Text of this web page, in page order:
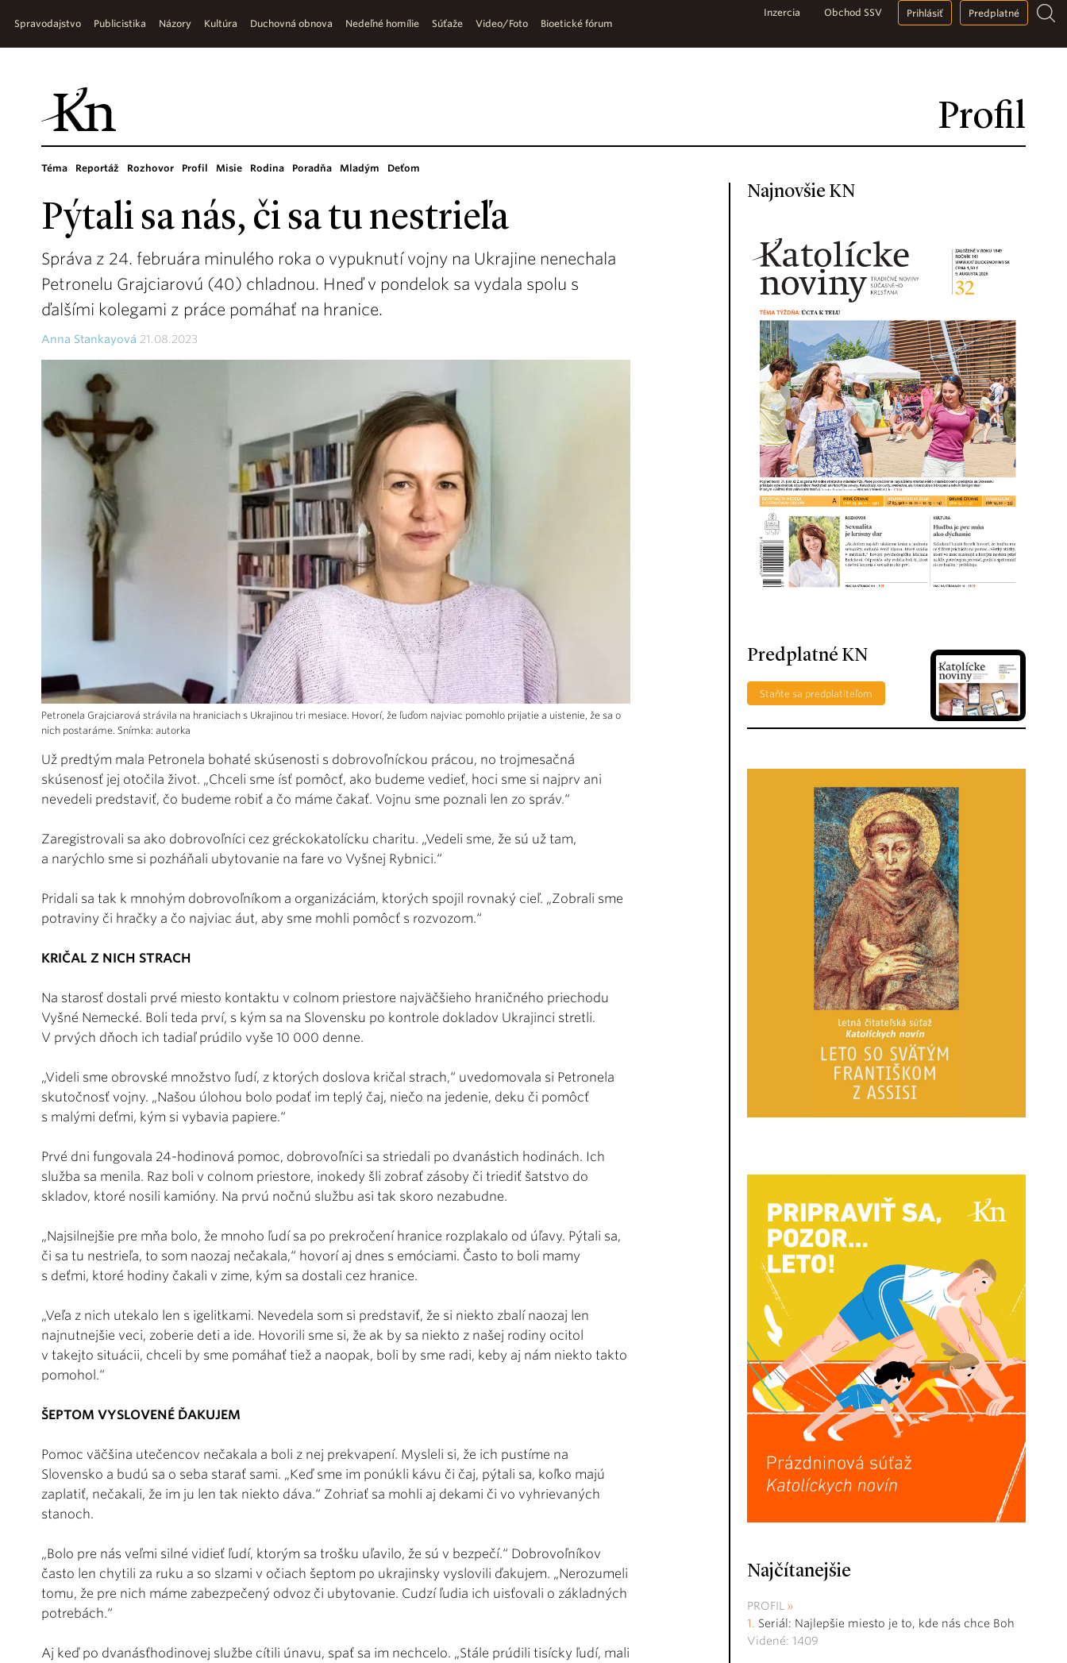
Profil
Spravodajstvo Publicistika Názory Kultúra Duchovná obnova Nedeľné homílie Súťaže Video/Foto Bioetické fórum
Inzercia Obchod SSV Prihlásiť Predplatné
Téma Reportáž Rozhovor Profil Misie Rodina Poradňa Mladým Deťom
Pýtali sa nás, či sa tu nestrieľa
Správa z 24. februára minulého roka o vypuknutí vojny na Ukrajine nenechala
Petronelu Grajciarovú (40) chladnou. Hneď v pondelok sa vydala spolu s
ďalšími kolegami z práce pomáhať na hranice.
Anna Stankayová 21.08.2023
Petronela Grajciarová strávila na hraniciach s Ukrajinou tri mesiace. Hovorí, že ľuďom najviac pomohlo prijatie a uistenie, že sa o
nich postaráme. Snímka: autorka
Už predtým mala Petronela bohaté skúsenosti s dobrovoľníckou prácou, no trojmesačná
skúsenosť jej otočila život. „Chceli sme ísť pomôcť, ako budeme vedieť, hoci sme si najprv ani
nevedeli predstaviť, čo budeme robiť a čo máme čakať. Vojnu sme poznali len zo správ.“
Zaregistrovali sa ako dobrovoľníci cez gréckokatolícku charitu. „Vedeli sme, že sú už tam,
a narýchlo sme si pozháňali ubytovanie na fare vo Vyšnej Rybnici.“
Pridali sa tak k mnohým dobrovoľníkom a organizáciám, ktorých spojil rovnaký cieľ. „Zobrali sme
potraviny či hračky a čo najviac áut, aby sme mohli pomôcť s rozvozom.“
KRIČAL Z NICH STRACH
Na starosť dostali prvé miesto kontaktu v colnom priestore najväčšieho hraničného priechodu
Vyšné Nemecké. Boli teda prví, s kým sa na Slovensku po kontrole dokladov Ukrajinci stretli.
V prvých dňoch ich tadiaľ prúdilo vyše 10 000 denne.
„Videli sme obrovské množstvo ľudí, z ktorých doslova kričal strach,“ uvedomovala si Petronela
skutočnosť vojny. „Našou úlohou bolo podať im teplý čaj, niečo na jedenie, deku či pomôcť
s malými deťmi, kým si vybavia papiere.“
Prvé dni fungovala 24-hodinová pomoc, dobrovoľníci sa striedali po dvanástich hodinách. Ich
služba sa menila. Raz boli v colnom priestore, inokedy šli zobrať zásoby či triediť šatstvo do
skladov, ktoré nosili kamióny. Na prvú nočnú službu asi tak skoro nezabudne.
„Najsilnejšie pre mňa bolo, že mnoho ľudí sa po prekročení hranice rozplakalo od úľavy. Pýtali sa,
či sa tu nestrieľa, to som naozaj nečakala,“ hovorí aj dnes s emóciami. Často to boli mamy
s deťmi, ktoré hodiny čakali v zime, kým sa dostali cez hranice.
„Veľa z nich utekalo len s igelitkami. Nevedela som si predstaviť, že si niekto zbalí naozaj len
najnutnejšie veci, zoberie deti a ide. Hovorili sme si, že ak by sa niekto z našej rodiny ocitol
v takejto situácii, chceli by sme pomáhať tiež a naopak, boli by sme radi, keby aj nám niekto takto
pomohol.“
ŠEPTOM VYSLOVENÉ ĎAKUJEM
Pomoc väčšina utečencov nečakala a boli z nej prekvapení. Mysleli si, že ich pustíme na
Slovensko a budú sa o seba starať sami. „Keď sme im ponúkli kávu či čaj, pýtali sa, koľko majú
zaplatiť, nečakali, že im ju len tak niekto dáva.“ Zohriať sa mohli aj dekami či vo vyhrievaných
stanoch.
„Bolo pre nás veľmi silné vidieť ľudí, ktorým sa trošku uľavilo, že sú v bezpečí.“ Dobrovoľníkov
často len chytili za ruku a so slzami v očiach šeptom po ukrajinsky vyslovili ďakujem. „Nerozumeli
tomu, že pre nich máme zabezpečený odvoz či ubytovanie. Cudzí ľudia ich uisťovali o základných
potrebách.“
Aj keď po dvanásťhodinovej službe cítili únavu, spať sa im nechcelo. „Stále prúdili tisícky ľudí, mali
Najnovšie KN
Predplatné KN
Staňte sa predplatiteľom
Najčítanejšie
PROFIL
Seriál: Najlepšie miesto je to, kde nás chce Boh
Videné: 1409